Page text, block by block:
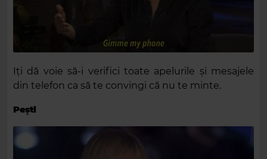
Iți dă voie să-i verifici toate apelurile și mesajele
din telefon ca să te convingi că nu te minte.
Pești